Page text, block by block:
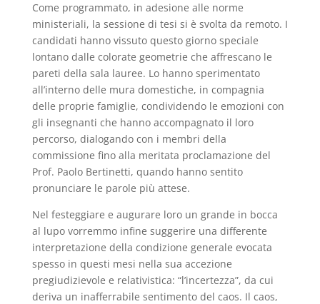
Come programmato, in adesione alle norme
ministeriali, la sessione di tesi si è svolta da remoto. I
candidati hanno vissuto questo giorno speciale
lontano dalle colorate geometrie che affrescano le
pareti della sala lauree. Lo hanno sperimentato
all’interno delle mura domestiche, in compagnia
delle proprie famiglie, condividendo le emozioni con
gli insegnanti che hanno accompagnato il loro
percorso, dialogando con i membri della
commissione fino alla meritata proclamazione del
Prof. Paolo Bertinetti, quando hanno sentito
pronunciare le parole più attese.
Nel festeggiare e augurare loro un grande in bocca
al lupo vorremmo infine suggerire una differente
interpretazione della condizione generale evocata
spesso in questi mesi nella sua accezione
pregiudizievole e relativistica: “l’incertezza”, da cui
deriva un inafferrabile sentimento del caos. Il caos,